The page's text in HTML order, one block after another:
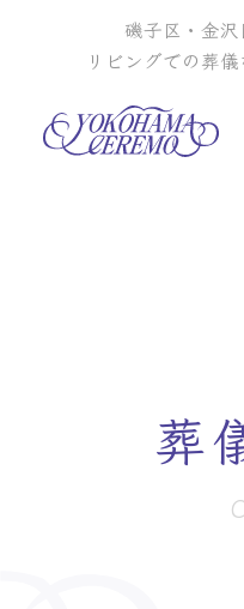
磯子区・金沢
リビングでの葬
葬